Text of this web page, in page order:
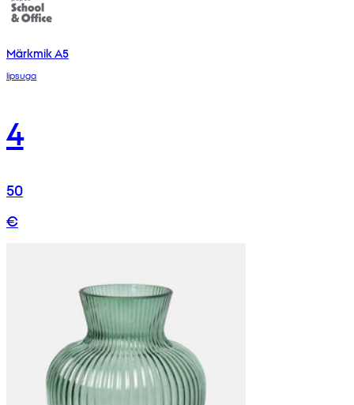
Märkmik A5
lipsuga
4
50
€